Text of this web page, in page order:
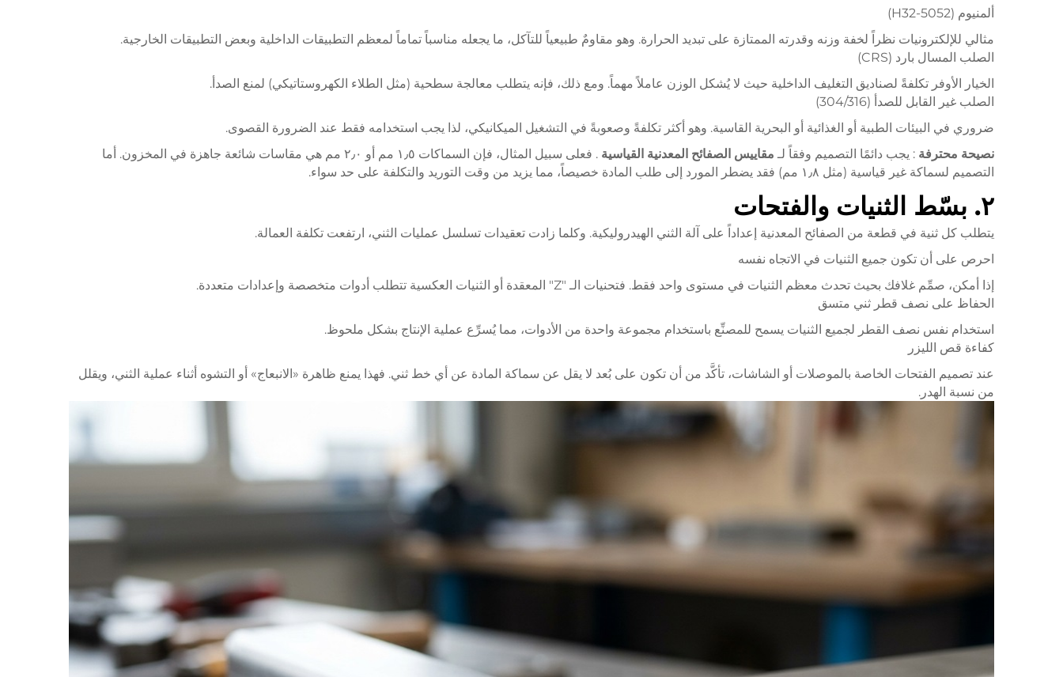
ألمنيوم (5052-H32)
مثالي للإلكترونيات نظراً لخفة وزنه وقدرته الممتازة على تبديد الحرارة. وهو مقاومٌ طبيعياً للتآكل، ما يجعله مناسباً تماماً لمعظم التطبيقات الداخلية وبعض التطبيقات الخارجية.
الصلب المسال بارد (CRS)
الخيار الأوفر تكلفةً لصناديق التغليف الداخلية حيث لا يُشكل الوزن عاملاً مهماً. ومع ذلك، فإنه يتطلب معالجة سطحية (مثل الطلاء الكهروستاتيكي) لمنع الصدأ.
الصلب غير القابل للصدأ (304/316)
ضروري في البيئات الطبية أو الغذائية أو البحرية القاسية. وهو أكثر تكلفةً وصعوبةً في التشغيل الميكانيكي، لذا يجب استخدامه فقط عند الضرورة القصوى.
نصيحة محترفة : يجب دائمًا التصميم وفقاً لـ مقاييس الصفائح المعدنية القياسية
. فعلى سبيل المثال، فإن السماكات ١٫٥ مم أو ٢٫٠ مم هي مقاسات شائعة جاهزة في المخزون. أما
التصميم لسماكة غير قياسية (مثل ١٫٨ مم) فقد يضطر المورد إلى طلب المادة خصيصاً، مما يزيد من وقت التوريد والتكلفة على حد سواء.
٢. بسّط الثنيات والفتحات
يتطلب كل ثنية في قطعة من الصفائح المعدنية إعداداً على آلة الثني الهيدروليكية. وكلما زادت تعقيدات تسلسل عمليات الثني، ارتفعت تكلفة العمالة.
احرص على أن تكون جميع الثنيات في الاتجاه نفسه
إذا أمكن، صمِّم غلافك بحيث تحدث معظم الثنيات في مستوى واحد فقط. فتحنيات الـ "Z" المعقدة أو الثنيات العكسية تتطلب أدوات متخصصة وإعدادات متعددة.
الحفاظ على نصف قطر ثني متسق
استخدام نفس نصف القطر لجميع الثنيات يسمح للمصنِّع باستخدام مجموعة واحدة من الأدوات، مما يُسرِّع عملية الإنتاج بشكل ملحوظ.
كفاءة قص الليزر
عند تصميم الفتحات الخاصة بالموصلات أو الشاشات، تأكَّد من أن تكون على بُعد لا يقل عن سماكة المادة عن أي خط ثني. فهذا يمنع ظاهرة «الانبعاج» أو التشوه أثناء عملية الثني، ويقلل
من نسبة الهدر.